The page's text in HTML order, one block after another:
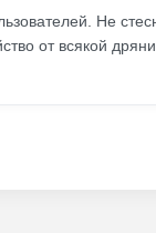
Не
от всякой